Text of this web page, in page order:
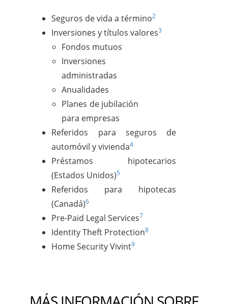
Seguros de vida a término2
Inversiones y títulos valores3
Fondos mutuos
Inversiones
administradas
Anualidades
Planes de jubilación
para empresas
Referidos para seguros de
automóvil y vivienda4
Préstamos hipotecarios
(Estados Unidos)5
Referidos para hipotecas
(Canadá)6
Pre-Paid Legal Services7
Identity Theft Protection8
Home Security Vivint9